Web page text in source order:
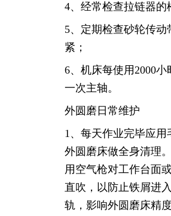
4、经常检查拉链器的
5、定期检查砂轮传动
紧；
6、机床每使用2000小
一次主轴。
外圆磨日常维护
1、每天作业完毕应用
外圆磨床做全身清理
用空气枪对工作台面
直吹，以防止铁屑进
轨，影响外圆磨床精度